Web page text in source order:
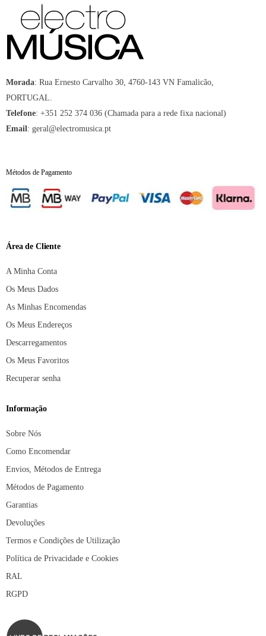
Morada: Rua Ernesto Carvalho 30, 4760-143 VN Famalicão,
PORTUGAL.
Telefone: +351 252 374 036 (Chamada para a rede fixa nacional)
Email: geral@electromusica.pt
Métodos de Pagamento
Área de Cliente
A Minha Conta
Os Meus Dados
As Minhas Encomendas
Os Meus Endereços
Descarregamentos
Os Meus Favoritos
Recuperar senha
Informação
Sobre Nós
Como Encomendar
Envios, Métodos de Entrega
Métodos de Pagamento
Garantias
Devoluções
Termos e Condições de Utilização
Política de Privacidade e Cookies
RAL
RGPD